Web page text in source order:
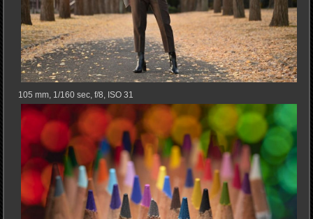
105 mm, 1/160 sec, f/8, ISO 31